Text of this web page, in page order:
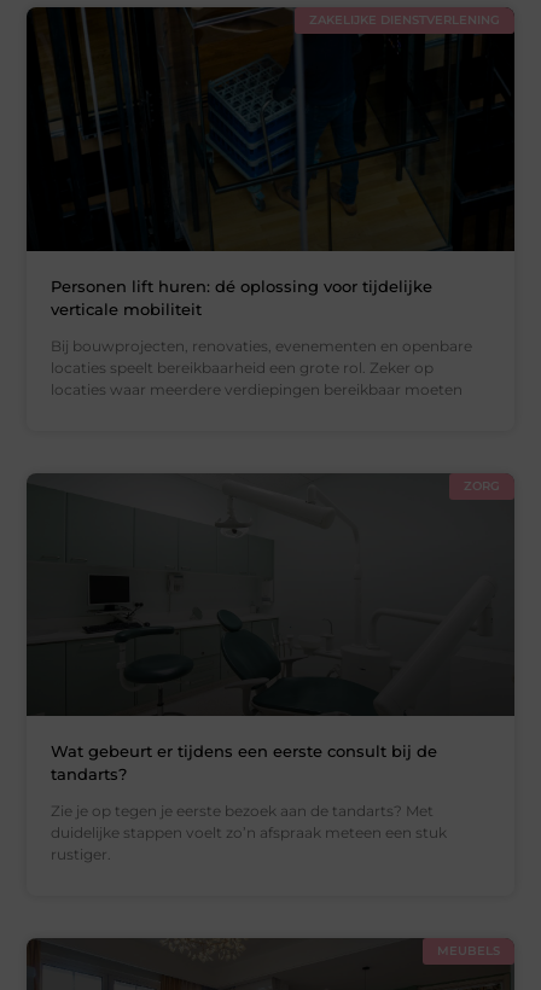
ZAKELIJKE DIENSTVERLENING
Personen lift huren: dé oplossing voor tijdelijke
verticale mobiliteit
Bij bouwprojecten, renovaties, evenementen en openbare
locaties speelt bereikbaarheid een grote rol. Zeker op
locaties waar meerdere verdiepingen bereikbaar moeten
ZORG
Wat gebeurt er tijdens een eerste consult bij de
tandarts?
Zie je op tegen je eerste bezoek aan de tandarts? Met
duidelijke stappen voelt zo’n afspraak meteen een stuk
rustiger.
MEUBELS